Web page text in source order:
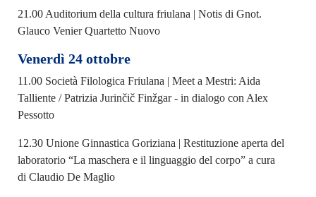
21.00 Auditorium della cultura friulana | Notis di Gnot.
Glauco Venier Quartetto Nuovo
Venerdì 24 ottobre
11.00 Società Filologica Friulana | Meet a Mestri: Aida
Talliente / Patrizia Jurinčič Finžgar - in dialogo con Alex
Pessotto
12.30 Unione Ginnastica Goriziana | Restituzione aperta del
laboratorio “La maschera e il linguaggio del corpo” a cura
di Claudio De Maglio